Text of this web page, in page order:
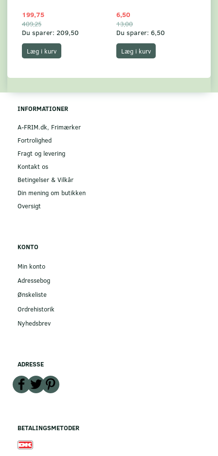
199,75
409,25
Du sparer: 209,50
Læg i kurv
6,50
13,00
Du sparer: 6,50
Læg i kurv
INFORMATIONER
A-FRIM.dk, Frimærker
Fortrolighed
Fragt og levering
Kontakt os
Betingelser & Vilkår
Din mening om butikken
Oversigt
KONTO
Min konto
Adressebog
Ønskeliste
Ordrehistorik
Nyhedsbrev
ADRESSE
BETALINGSMETODER